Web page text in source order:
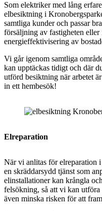
Som elektriker med lång
elbesiktning i
samtliga kunder och passar
försäljning av fastigheten eller
energieffektivisering av
Vi går igenom samtliga
kan upptäckas tidigt och där
utförd besiktning när arbetet
in ett hembesök!
Elreparation
När vi anlitas för elreparation
en skräddarsydd tjänst som
elinstallationer kan krångla
felsökning, så att vi kan
även minska risken för att